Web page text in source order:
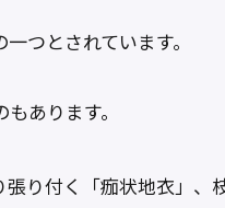
つとされています。
あります。
り付く「痂状地衣」、